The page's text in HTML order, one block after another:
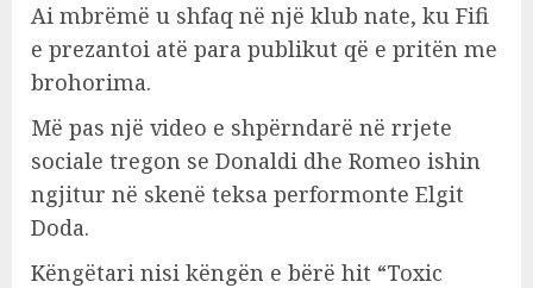
Ai mbrëmë u shfaq në një klub nate, ku Fifi
e prezantoi atë para publikut që e pritën me
brohorima.
Më pas një video e shpërndarë në rrjete
sociale tregon se Donaldi dhe Romeo ishin
ngjitur në skenë teksa performonte Elgit
Doda.
Këngëtari nisi këngën e bërë hit “Toxic